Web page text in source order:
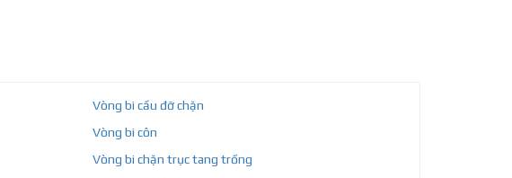
Vòng bi cầu đỡ chặn
Vòng bi côn
Vòng bi chặn trục tang trống